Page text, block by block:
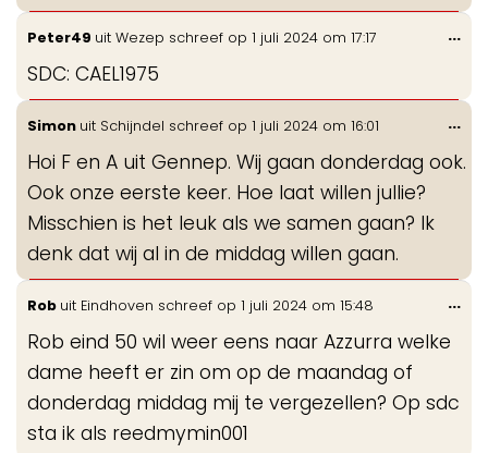
Peter49 uit Wezep schreef op 1 juli 2024 om 17:17
SDC: CAEL1975
...
Simon uit Schijndel schreef op 1 juli 2024 om 16:01
Hoi F en A uit Gennep. Wij gaan donderdag ook.
Ook onze eerste keer. Hoe laat willen jullie?
Misschien is het leuk als we samen gaan? Ik
denk dat wij al in de middag willen gaan.
...
Rob uit Eindhoven schreef op 1 juli 2024 om 15:48
Rob eind 50 wil weer eens naar Azzurra welke
dame heeft er zin om op de maandag of
donderdag middag mij te vergezellen? Op sdc
sta ik als reedmymin001
...